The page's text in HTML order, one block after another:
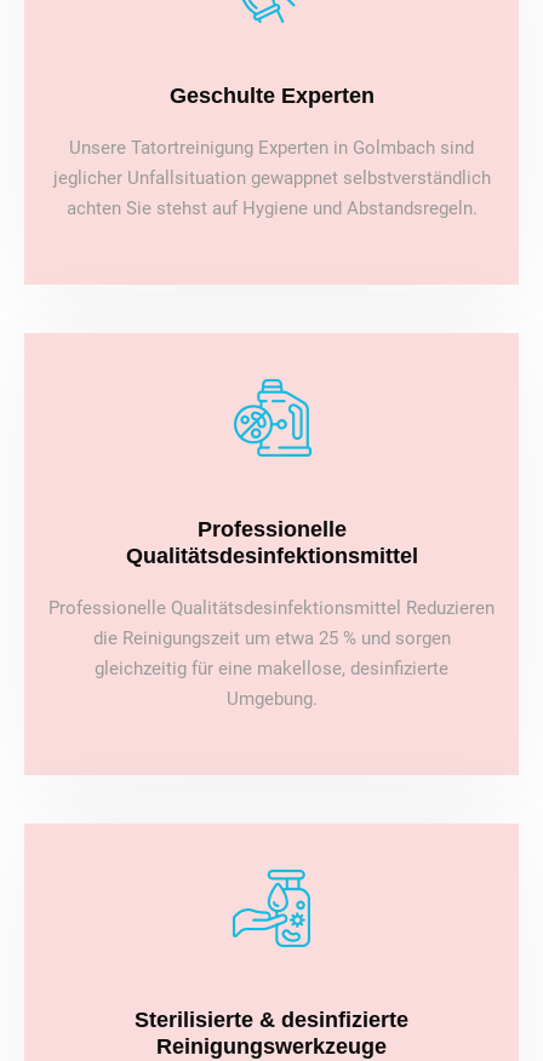
Geschulte Experten
Unsere Tatortreinigung Experten in Golmbach sind
jeglicher Unfallsituation gewappnet selbstverständlich
achten Sie stehst auf Hygiene und Abstandsregeln.
Professionelle
Qualitätsdesinfektionsmittel
Professionelle Qualitätsdesinfektionsmittel Reduzieren
die Reinigungszeit um etwa 25 % und sorgen
gleichzeitig für eine makellose, desinfizierte
Umgebung.
Sterilisierte & desinfizierte
Reinigungswerkzeuge